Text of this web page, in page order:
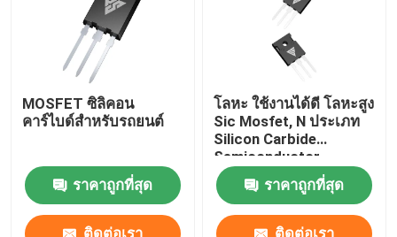
MOSFET ซิลิคอน
คาร์ไบด์สําหรับรถยนต์
ราคาถูกที่สุด
ติดต่อเรา
โลหะ ใช้งานได้ดี โลหะสูง
Sic Mosfet, N ประเภท
Silicon Carbide
Semiconductor
ราคาถูกที่สุด
ติดต่อเรา